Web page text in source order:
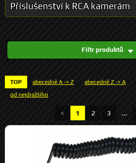
Příslušenství k RCA kamerám
Filtr produktů
TOP abecedně A -> Z abecedně Z -> A
od nejdražšího
< 1 2 3 ...